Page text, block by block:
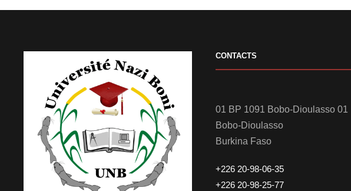
CONTACTS
01 BP 1091 Bobo-Dioulasso 01
Bobo-Dioulasso
Burkina Faso
+226 20-98-06-35
+226 20-98-25-77